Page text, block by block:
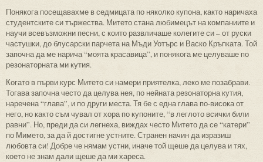
Понякога посещавахме в седмицата по няколко купона, както наричаха
студентските си тържества. Митето стана любимецът на компаниите и
научи всевъзможни песни, с които развличаше колегите си – от руски
частушки, до блусарски парчета на Мъди Уотърс и Васко Кръпката. Той
започна да ме нарича “моята красавица”, и понякога ме целуваше по
резонаторната ми кутия.
Когато в първи курс Митето си намери приятелка, леко ме позабрави.
Тогава започна често да целува нея, по нейната резонаторна кутия,
наречена “глава”, и по други места. Тя бе с една глава по-висока от
него, но както съм чувал от хора по купоните, “в леглото всички били
равни”. Но, преди да си легнеха, виждах често Митето да се “катери”
по Мимето, за да й достигне устните. Странен начин да изразиш
любовта си! Добре че нямам устни, иначе той щеше да целува и тях,
което не знам дали щеше да ми хареса.